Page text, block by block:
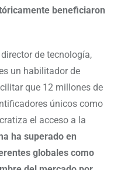
beneficiaron
de tecnología,
un habilitador de
que 12 millones de
únicos como
el acceso a la
ha superado en
globales como